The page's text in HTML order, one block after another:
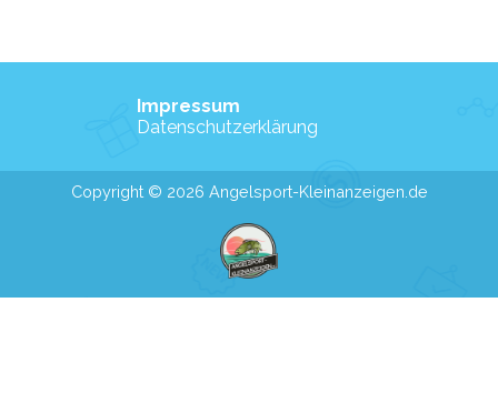
Impressum
Datenschutzerklärung
Copyright © 2026 Angelsport-Kleinanzeigen.de